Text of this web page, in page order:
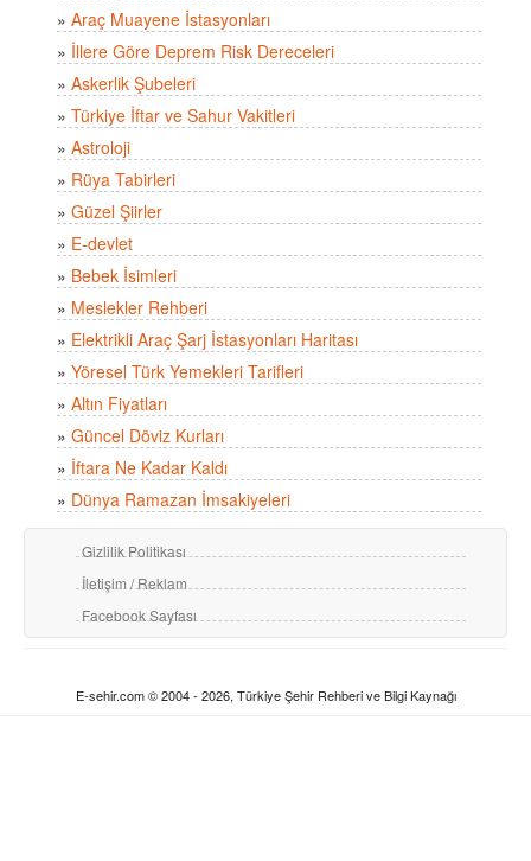
» Araç Muayene İstasyonları
» İllere Göre Deprem Risk Dereceleri
» Askerlik Şubeleri
» Türkiye İftar ve Sahur Vakitleri
» Astroloji
» Rüya Tabirleri
» Güzel Şiirler
» E-devlet
» Bebek İsimleri
» Meslekler Rehberi
» Elektrikli Araç Şarj İstasyonları Haritası
» Yöresel Türk Yemekleri Tarifleri
» Altın Fiyatları
» Güncel Döviz Kurları
» İftara Ne Kadar Kaldı
» Dünya Ramazan İmsakiyeleri
Gizlilik Politikası
İletişim / Reklam
Facebook Sayfası
E-sehir.com © 2004 - 2026, Türkiye Şehir Rehberi ve Bilgi Kaynağı